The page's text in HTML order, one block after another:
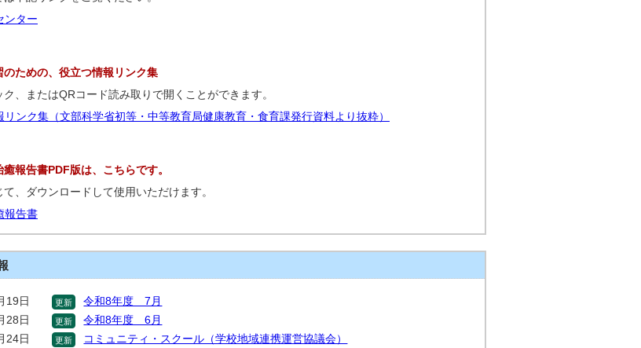
ンター
ための、役立つ情報リンク集
、またはQRコード読み取りで開くことができます。
リンク集（文部科学省初等・中等教育局健康教育・食育課発行資料より抜粋）
報告書PDF版は、こちらです。
、ダウンロードして使用いただけます。
報告書
19日 更新
令和8年度 7月
28日
更新
令和8年度 6月
24日
更新
コミュニティ・スクール（学校地域連携運営協議会）